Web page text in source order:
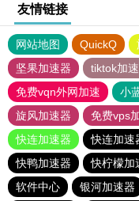
友情链接
网站地图 QuickQ
坚果加速器
tiktok加
免费vqn外网加速
小
旋风加速器
免费vps
快连加速器
快连加速
快鸭加速器
快柠檬加
软件中心
银河加速器